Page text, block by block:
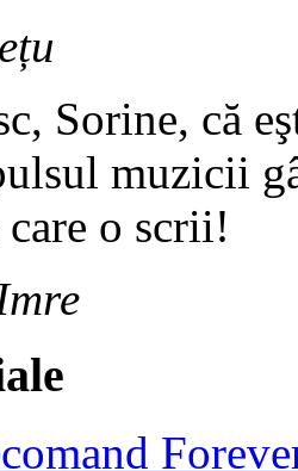
Sorine, că
muzicii
o scrii!